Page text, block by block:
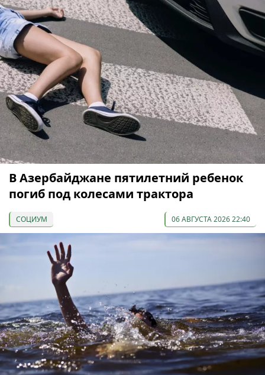
В Азербайджане пятилетний ребенок
погиб под колесами трактора
СОЦИУМ 06 АВГУСТА 2026 22:40